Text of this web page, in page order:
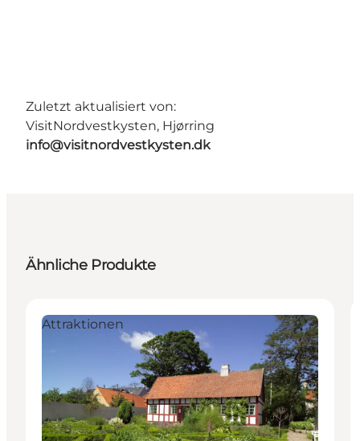
Zuletzt aktualisiert von:
VisitNordvestkysten, Hjørring
info@visitnordvestkysten.dk
Ähnliche Produkte
Attraktionen